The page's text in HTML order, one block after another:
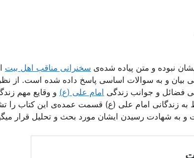
نبوده و متن پیاده شده‌ی سخنرانی مناقب اهل بیت
و به سوالات اساسی پاسخ داده شده است. از
فضائل و جوانب زندگی امام علی (ع) و وقایع مهم
به زندگانی امام علی (ع) قسمت عمده‌ی این کتاب را
و به شهادت رسیدن ایشان مورد بحث و تحلیل قرار